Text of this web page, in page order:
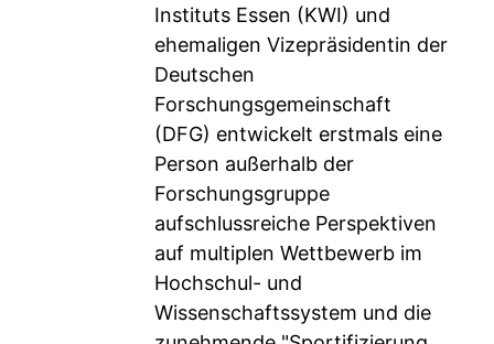
Instituts Essen (KWI) und
ehemaligen Vizepräsidentin der
Deutschen
Forschungsgemeinschaft
(DFG) entwickelt erstmals eine
Person außerhalb der
Forschungsgruppe
aufschlussreiche Perspektiven
auf multiplen Wettbewerb im
Hochschul- und
Wissenschaftssystem und die